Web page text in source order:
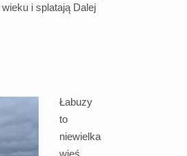
i splatają Dalej
Łabuzy
to
niewielka
wieś